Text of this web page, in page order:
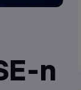
n